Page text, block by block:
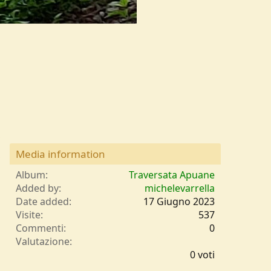
Media information
Album
Traversata Apuane
Added by
michelevarrella
Date added
17 Giugno 2023
Visite
537
Commenti
0
Valutazione
0 voti